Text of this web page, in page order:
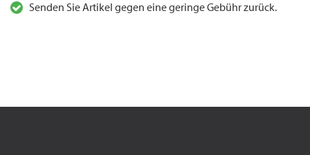
Senden Sie Artikel gegen eine geringe Gebühr zurück.